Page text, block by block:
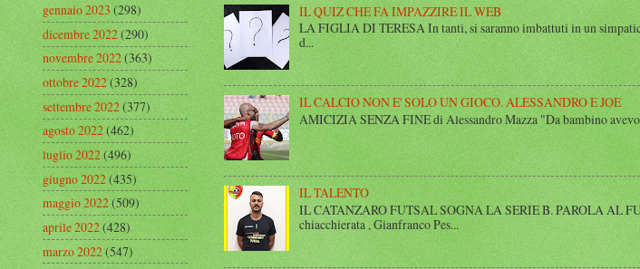
IL QUIZ CHE FA IMPAZZIRE IL WEB
LA FIGLIA DI TERESA In tanti, si saranno imbattuti in un
d...
IL CALCIO NON E' SOLO UN GIOCO. ALESSANDRO E JOE
AMICIZIA SENZA FINE di Alessandro Mazza "Da bambino avevo
IL TALENTO
IL CATANZARO FUTSAL SOGNA LA SERIE B. PAROLA AL
chiacchierata , Gianfranco Pes...
gennaio 2023(298)
dicembre 2022(290)
novembre 2022(363)
ottobre 2022(328)
settembre 2022(377)
agosto 2022(462)
luglio 2022(496)
giugno 2022(435)
maggio 2022(509)
aprile 2022(428)
marzo 2022(547)